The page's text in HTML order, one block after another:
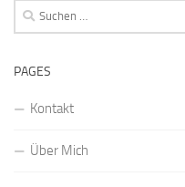
Suchen
nach:
PAGES
Kontakt
Über Mich